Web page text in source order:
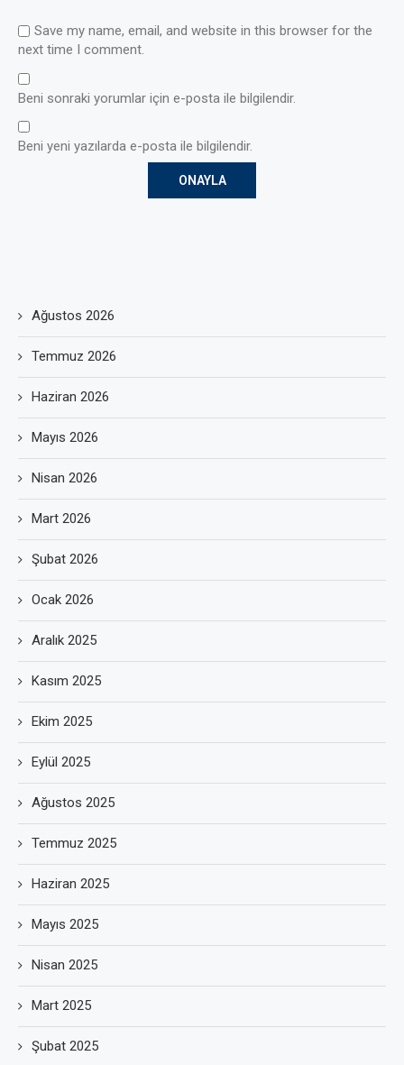
Save my name, email, and website in this browser for the
next time I comment.
Beni sonraki yorumlar için e-posta ile bilgilendir.
Beni yeni yazılarda e-posta ile bilgilendir.
Ağustos 2026
Temmuz 2026
Haziran 2026
Mayıs 2026
Nisan 2026
Mart 2026
Şubat 2026
Ocak 2026
Aralık 2025
Kasım 2025
Ekim 2025
Eylül 2025
Ağustos 2025
Temmuz 2025
Haziran 2025
Mayıs 2025
Nisan 2025
Mart 2025
Şubat 2025